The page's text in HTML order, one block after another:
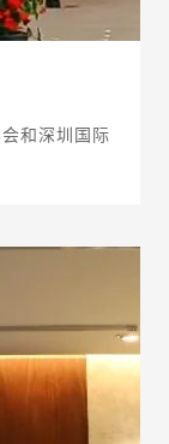
和深圳国际